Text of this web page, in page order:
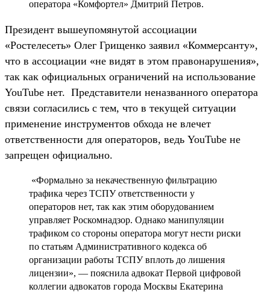
оператора «Комфортел» Дмитрий Петров.
Президент вышеупомянутой ассоциации
«Ростелесеть» Олег Грищенко заявил «Коммерсанту»,
что в ассоциации «не видят в этом правонарушения»,
так как официальных ограничений на использование
YouTube нет. Представители неназванного оператора
связи согласились с тем, что в текущей ситуации
применение инструментов обхода не влечет
ответственности для операторов, ведь YouTube не
запрещен официально.
«Формально за некачественную фильтрацию
трафика через ТСПУ ответственности у
операторов нет, так как этим оборудованием
управляет Роскомнадзор. Однако манипуляции
трафиком со стороны оператора могут нести риски
по статьям Административного кодекса об
организации работы ТСПУ вплоть до лишения
лицензии», — пояснила адвокат Первой цифровой
коллегии адвокатов города Москвы Екатерина